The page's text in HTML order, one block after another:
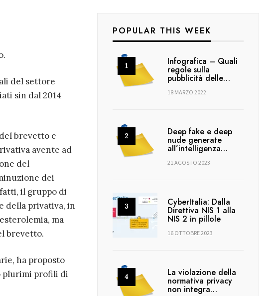
del settore
sin dal 2014
brevetto e
avente ad
del
dei
il gruppo di
della privativa, in
ma
brevetto.
ha proposto
plurimi profili di
POPULAR THIS WEEK
Infografica – Quali
regole sulla
pubblicità delle…
18 MARZO 2022
Deep fake e deep
nude generate
all’intelligenza…
21 AGOSTO 2023
CyberItalia: Dalla
Direttiva NIS 1 alla
NIS 2 in pillole
16 OTTOBRE 2023
La violazione della
normativa privacy
non integra…